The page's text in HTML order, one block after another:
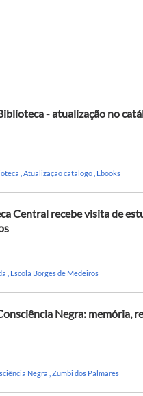
- atualização no
Atualização catalogo Ebooks
Central recebe visita de
Escola Borges de Medeiros
Negra: memória,
Negra Zumbi dos Palmares